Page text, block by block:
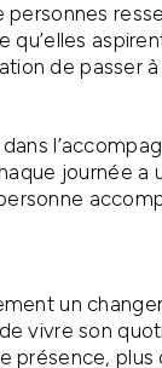
personnes
qu’elles
de passer
journée a
un
vivre son
présence, plus